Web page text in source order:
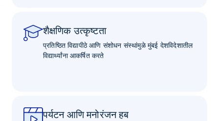
शैक्षणिक उत्कृष्टता
प्रतिष्ठित विद्यापीठे आणि संशोधन संस्थांमुळे मुंबई देशविदेशातील
विद्यार्थ्यांना आकर्षित करते
पर्यटन आणि मनोरंजन हब